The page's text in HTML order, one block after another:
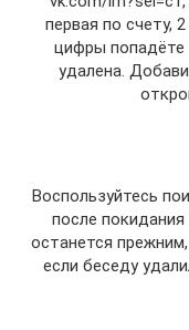
первая по счету,
цифры
удалена.
Воспользуйтесь
после
останется
если беседу